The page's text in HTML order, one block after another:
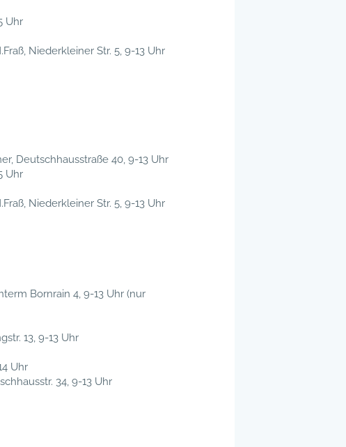
Uhr
Niederkleiner Str. 5, 9-13 Uhr
Deutschhausstraße 40, 9-13 Uhr
Uhr
Niederkleiner Str. 5, 9-13 Uhr
Bornrain 4, 9-13 Uhr (nur
13, 9-13 Uhr
Uhr
34, 9-13 Uhr